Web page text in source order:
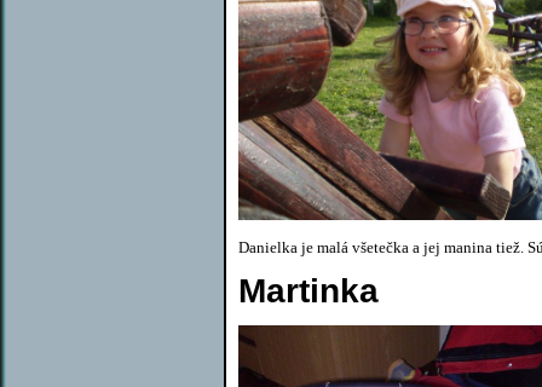
Danielka je malá všetečka a jej manina tiež.
Martinka